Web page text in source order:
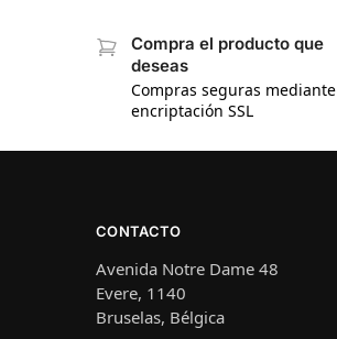
Compra el producto que
deseas
Compras seguras mediante
encriptación SSL
CONTACTO
Avenida Notre Dame 48
Evere, 1140
Bruselas, Bélgica